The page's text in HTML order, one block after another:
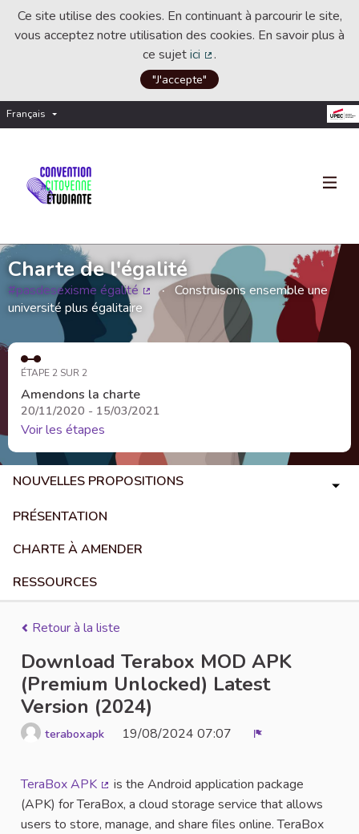
Ce site utilise des cookies. En continuant à parcourir le site,
vous acceptez notre utilisation des cookies. En savoir plus à
ce sujetici
(Lien externe)
.
"J'accepte"
Français Choisir la langue
Charte de l'égalité
#pasdesexisme égalité
(Lien externe)
Construisons ensemble une
université plus égalitaire
ÉTAPE 2 SUR 2
Amendons la charte
20/11/2020 - 15/03/2021
Voir les étapes
NOUVELLES PROPOSITIONS
PRÉSENTATION
CHARTE À AMENDER
RESSOURCES
Retour à la liste
Download Terabox MOD APK
(Premium Unlocked) Latest
Version (2024)
teraboxapk 19/08/2024 07:07
TeraBox APK
(Lien externe)
is the Android application package
(APK) for TeraBox, a cloud storage service that allows
users to store, manage, and share files online. TeraBox